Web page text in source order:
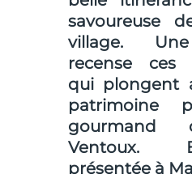
savoureuse
village.
recense ces
qui plongent
patrimoine
gourmand
Ventoux.
présentée à